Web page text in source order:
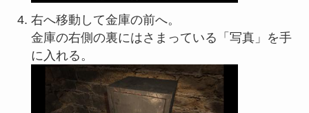
右へ移動して金庫の前へ。
金庫の右側の裏にはさまっている「写真」を手
に入れる。